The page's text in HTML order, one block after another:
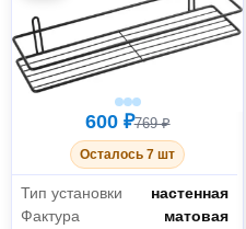
600 ₽769 ₽
Осталось 7 шт
Тип установки
настенная
Фактура
матовая